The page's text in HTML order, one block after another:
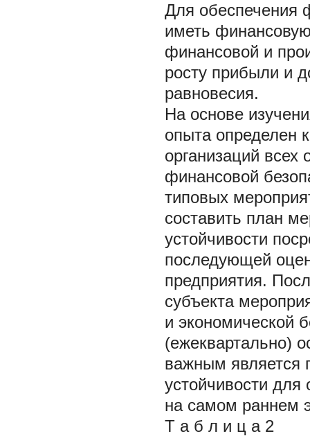
Для обеспечения
иметь
финансовой и
росту прибыли и
равновесия.
На основе
опыта определен
организаций
финансовой
типовых
составить план
устойчивости
последующей
предприятия.
субъекта
и экономической
(ежеквартально)
важным является
устойчивости
на самом раннем
Т а б л и ц а 2